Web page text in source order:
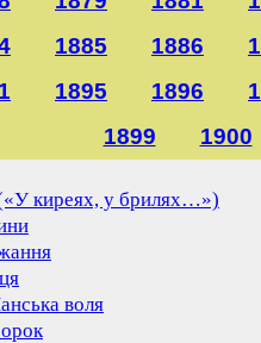
1885 1886
1895 1896
1899
1900
киреях, у брилях…»)
воля